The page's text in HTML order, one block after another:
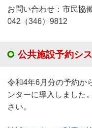
お問い合わせ：市民
042（346）9812
公共施設予約シ
令和4年6月分の予約か
ンターに導入しました
さい。